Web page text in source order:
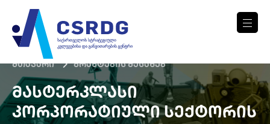
მთავარი გრანტების შესახებ
ᲛᲐᲡᲢᲔᲠᲙᲚᲐᲡᲘ
ᲙᲝᲠᲞᲝᲠᲐᲢᲘᲣᲚᲘ ᲡᲔᲥᲢᲝᲠᲘᲡ